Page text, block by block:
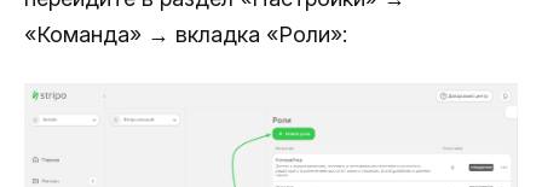
«Команда» → вкладка «Роли»: